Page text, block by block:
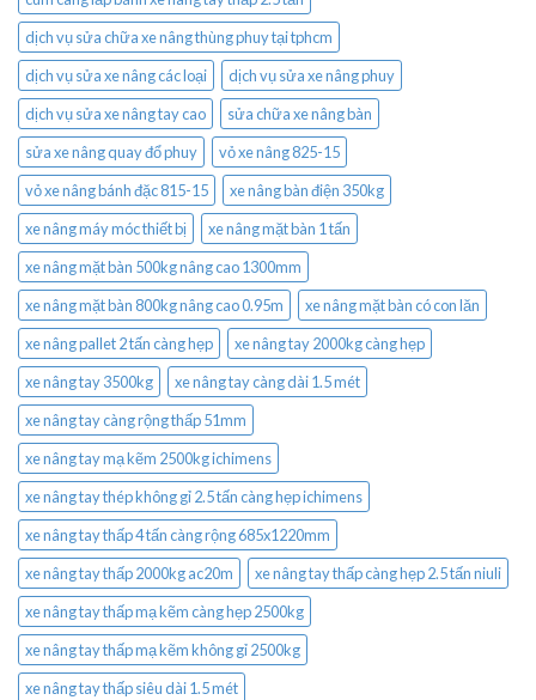
dịch vụ sửa chữa xe nâng thùng phuy tại tphcm
dịch vụ sửa xe nâng các loại
dịch vụ sửa xe nâng phuy
dịch vụ sửa xe nâng tay cao
sửa chữa xe nâng bàn
sửa xe nâng quay đổ phuy
vỏ xe nâng 825-15
vỏ xe nâng bánh đặc 815-15
xe nâng bàn điện 350kg
xe nâng máy móc thiết bị
xe nâng mặt bàn 1 tấn
xe nâng mặt bàn 500kg nâng cao 1300mm
xe nâng mặt bàn 800kg nâng cao 0.95m
xe nâng mặt bàn có con lăn
xe nâng pallet 2 tấn càng hẹp
xe nâng tay 2000kg càng hẹp
xe nâng tay 3500kg
xe nâng tay càng dài 1.5 mét
xe nâng tay càng rộng thấp 51mm
xe nâng tay mạ kẽm 2500kg ichimens
xe nâng tay thép không gỉ 2.5 tấn càng hẹp ichimens
xe nâng tay thấp 4 tấn càng rộng 685x1220mm
xe nâng tay thấp 2000kg ac20m
xe nâng tay thấp càng hẹp 2.5 tấn niuli
xe nâng tay thấp mạ kẽm càng hẹp 2500kg
xe nâng tay thấp mạ kẽm không gỉ 2500kg
xe nâng tay thấp siêu dài 1.5 mét